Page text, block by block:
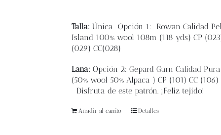
Mi cuenta
Talla: Única Opción 1: Rowan Calidad
Island 100% wool 108m (118 yds) CP
(029) CC(028)
Lana: Opción 2: Gepard Garn Calidad
(50% wool 50% Alpaca ) CP (101) CC (106)
Disfruta de este patrón. ¡Feliz tejido!
Añadir al carrito Detalles